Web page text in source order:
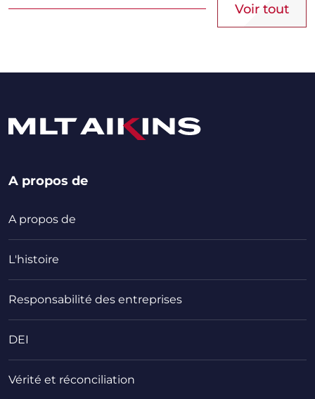
Voir tout
A propos de
A propos de
L'histoire
Responsabilité des entreprises
DEI
Vérité et réconciliation